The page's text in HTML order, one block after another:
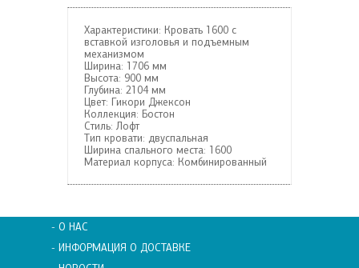
Характеристики: Кровать 1600 с
вставкой изголовья и подъемным
механизмом
Ширина: 1706 мм
Высота: 900 мм
Глубина: 2104 мм
Цвет: Гикори Джексон
Коллекция: Бостон
Стиль: Лофт
Тип кровати: двуспальная
Ширина спального места: 1600
Материал корпуса: Комбинированный
- О НАС
- ИНФОРМАЦИЯ О ДОСТАВКЕ